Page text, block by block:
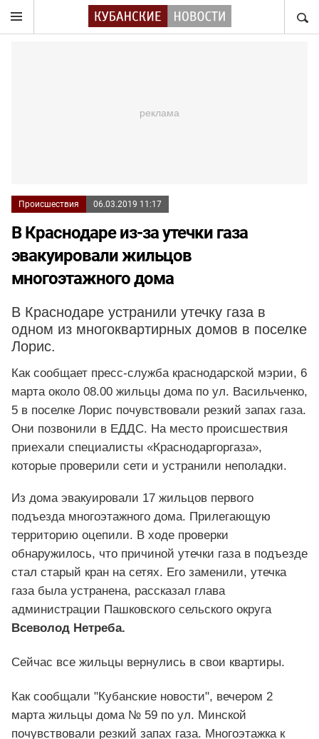
Происшествия 06.03.2019 11:17
В Краснодаре из-за утечки газа
эвакуировали жильцов
многоэтажного дома
В Краснодаре устранили утечку газа в
одном из многоквартирных домов в поселке
Лорис.
Как сообщает пресс-служба краснодарской мэрии, 6
марта около 08.00 жильцы дома по ул. Васильченко,
5 в поселке Лорис почувствовали резкий запах газа.
Они позвонили в ЕДДС. На место происшествия
приехали специалисты «Краснодаргоргаза»,
которые проверили сети и устранили неполадки.
Из дома эвакуировали 17 жильцов первого
подъезда многоэтажного дома. Прилегающую
территорию оцепили. В ходе проверки
обнаружилось, что причиной утечки газа в подъезде
стал старый кран на сетях. Его заменили, утечка
газа была устранена, рассказал глава
администрации Пашковского сельского округа
Всеволод Нетреба.
Сейчас все жильцы вернулись в свои квартиры.
Как сообщали "Кубанские новости", вечером 2
марта жильцы дома № 59 по ул. Минской
почувствовали резкий запах газа. Многоэтажка к